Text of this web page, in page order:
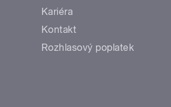
Kariéra
Kontakt
Rozhlasový poplatek